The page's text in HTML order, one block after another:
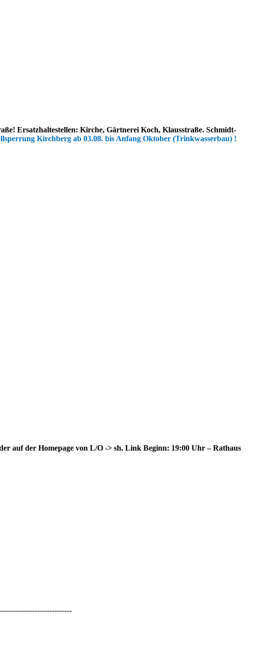
Ersatzhaltestellen: Kirche, Gärtnerei Koch, Klausstraße. Schmidt-
Kirchberg ab 03.08. bis Anfang Oktober (Trinkwasserbau) !
auf der Homepage von L/O -> sh. Link Beginn: 19:00 Uhr – Rathaus